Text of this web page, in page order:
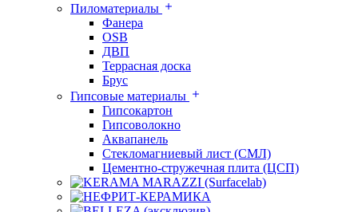
Пиломатериалы
Фанера
OSB
ДВП
Террасная доска
Брус
Гипсовые материалы
Гипсокартон
Гипсоволокно
Аквапанель
Стекломагниевый лист (СМЛ)
Цементно-стружечная плита (ЦСП)